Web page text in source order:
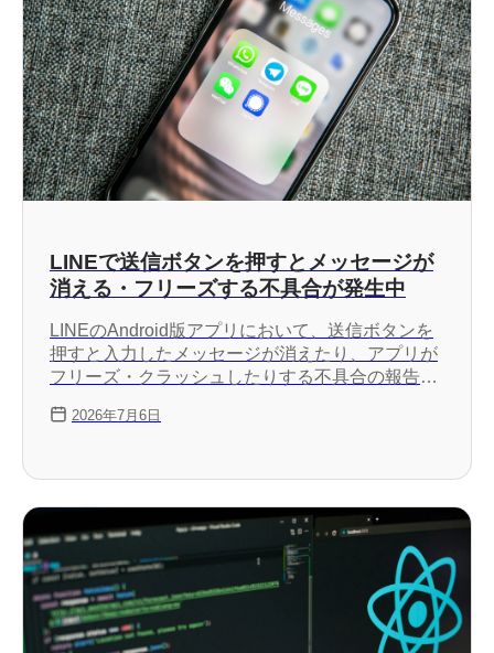
LINEで送信ボタンを押すとメッセージが
消える・フリーズする不具合が発生中
LINEのAndroid版アプリにおいて、送信ボタンを
押すと入力したメッセージが消えたり、アプリが
フリーズ・クラッシュしたりする不具合の報告が
2026年7月6日